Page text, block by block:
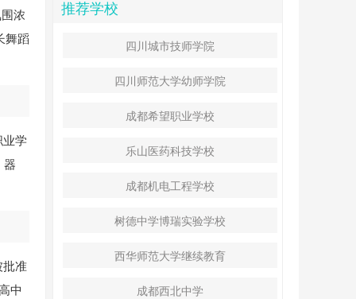
浓
舞蹈
业学
器
批准
中
推荐学校
四川城市技师学院
四川师范大学幼师学院
成都希望职业学校
乐山医药科技学校
成都机电工程学校
树德中学博瑞实验学校
西华师范大学继续教育
成都西北中学